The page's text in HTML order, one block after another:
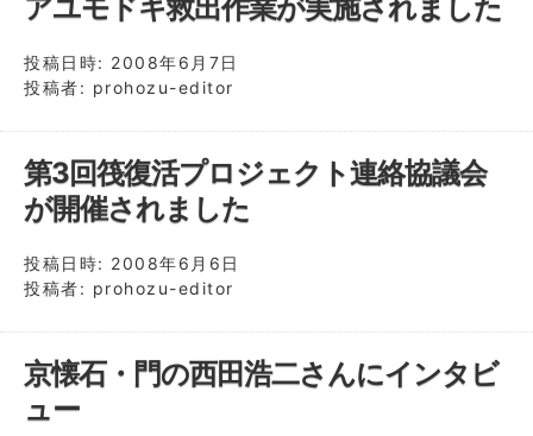
アユモドキ救出作業が実施されました
投稿日時: 2008年6月7日
投稿者: prohozu-editor
第3回筏復活プロジェクト連絡協議会
が開催されました
投稿日時: 2008年6月6日
投稿者: prohozu-editor
京懐石・門の西田浩二さんにインタビ
ュー